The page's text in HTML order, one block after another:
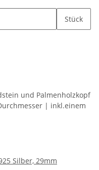
Stück
und Palmenholzkopf
| inkl.einem